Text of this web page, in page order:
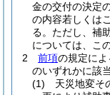
金の交付の決定
の内容若しくは
る。 ただし、補
については、こ
2
前項の規定によ
のいずれかに該
(1)
天災地変そ